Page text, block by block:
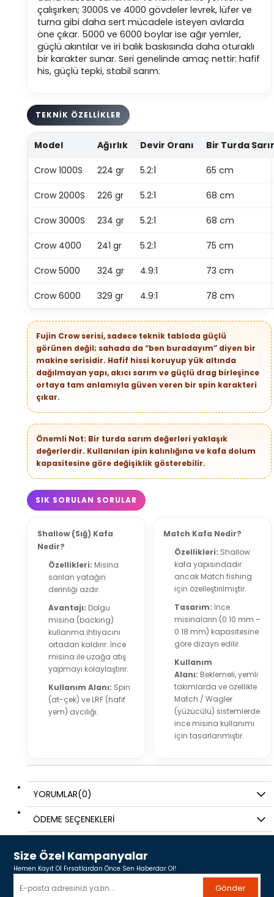
çalışırken; 3000S ve 4000 gövdeler levrek, lüfer ve
turna gibi daha sert mücadele isteyen avlarda
öne çıkar. 5000 ve 6000 boylar ise ağır yemler,
güçlü akıntılar ve iri balık baskısında daha oturaklı
bir karakter sunar. Seri genelinde amaç nettir: hafif
his, güçlü tepki, stabil sarım.
TEKNİK ÖZELLİKLER
Model Ağırlık Devir Oranı Bir Turda
Crow 1000S 224 gr 5.2:1 65 cm
Crow 2000S 226 gr 5.2:1 68 cm
Crow 3000S 234 gr 5.2:1 68 cm
Crow 4000 241 gr 5.2:1 75 cm
Crow 5000 324 gr 4.9:1 73 cm
Crow 6000 329 gr 4.9:1 78 cm
Fujin Crow serisi, sadece teknik tabloda güçlü
görünen değil; sahada da “ben buradayım” diyen bir
makine serisidir. Hafif hissi koruyup yük altında
dağılmayan yapı, akıcı sarım ve güçlü drag birleşince
ortaya tam anlamıyla güven veren bir spin karakteri
çıkar.
Önemli Not: Bir turda sarım değerleri yaklaşık
değerlerdir. Kullanılan ipin kalınlığına ve kafa dolum
kapasitesine göre değişiklik gösterebilir.
SIK SORULAN SORULAR
Shallow (Sığ) Kafa
Nedir?
Özellikleri: Misina
sarılan yatağın
derinliği azdır.
Avantajı: Dolgu
misina (backing)
kullanma ihtiyacını
ortadan kaldırır. İnce
misina ile uzağa atış
yapmayı kolaylaştırır.
Kullanım Alanı: Spin
(at-çek) ve LRF (hafif
yem) avcılığı.
Match Kafa Nedir?
Özellikleri: Shallow
kafa yapısındadır
ancak Match fishing
için özelleştirilmiştir.
Tasarım: İnce
misinaların (0.10 mm –
0.18 mm) kapasitesine
göre dizayn edilir.
Kullanım
Alanı: Beklemeli, yemli
takımlarda ve özellikle
Match / Wagler
(yüzücülü) sistemlerde
ince misina kullanımı
için tasarlanmıştır.
YORUMLAR(0)
ÖDEME SEÇENEKLERI
Size Özel Kampanyalar
Hemen Kayıt Ol Fırsatlardan Önce Sen Haberdar Ol!
Gönder